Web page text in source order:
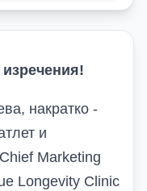
накратко -
и
Marketing
Longevity Clinic